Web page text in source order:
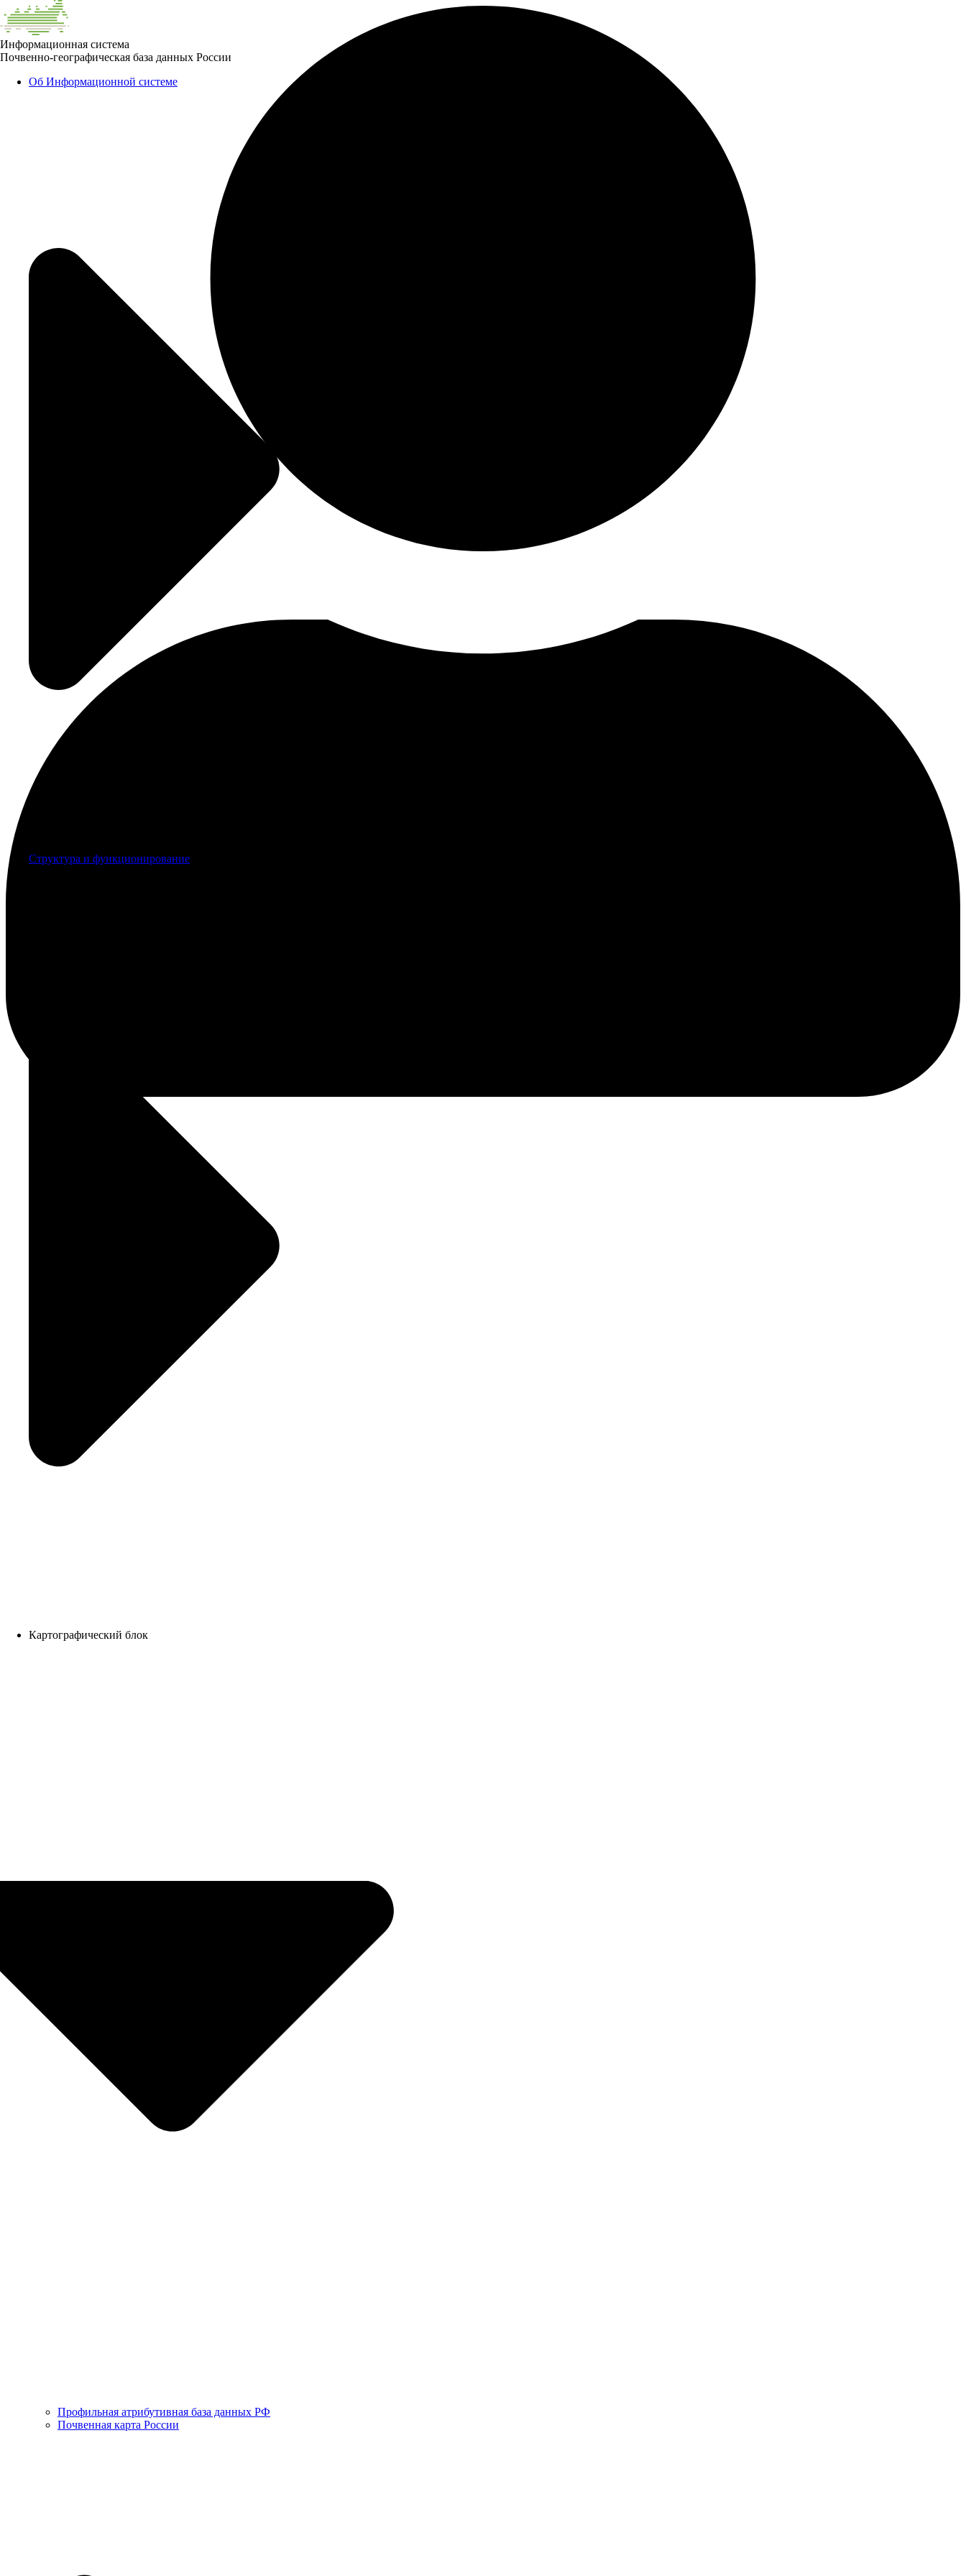
Информационная система
Почвенно-географическая база данных России
Об Информационной системе
Структура и функционирование
Картографический блок
Профильная атрибутивная база данных РФ
Почвенная карта России